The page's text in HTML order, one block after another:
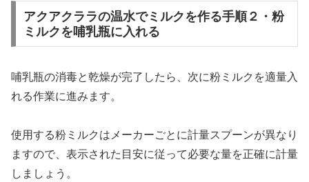
アクアクララの温水でミルクを作る手順２・粉
ミルクを哺乳瓶に入れる
哺乳瓶の消毒と乾燥が完了したら、次に粉ミルクを適量入
れる作業に進みます。
使用する粉ミルクはメーカーごとに計量スプーンが異なり
ますので、表示された目安に従って必要な量を正確に計量
しましょう。